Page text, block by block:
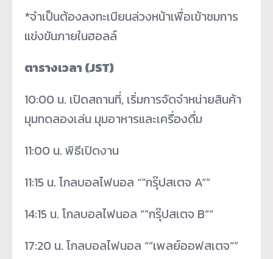
*จำเป็นต้องลงทะเบียนล่วงหน้าเพื่อเข้าชมการ
แข่งขันภายในฮอลล์
ตารางเวลา (JST)
10:00 น. เปิดสถานที่, เริ่มการจัดจำหน่ายสินค้า
มุมทดลองเล่น มุมอาหารและเครื่องดื่ม
11:00 น. พิธีเปิดงาน
11:15 น. โกลบอลไฟนอล “”กรุ๊ปสเตจ A””
14:15 น. โกลบอลไฟนอล “”กรุ๊ปสเตจ B””
17:20 น. โกลบอลไฟนอล “”เพลย์ออฟสเตจ””